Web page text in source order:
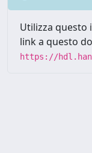
Utilizza questo
link a questo
https://